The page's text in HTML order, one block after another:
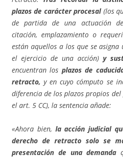
plazos de carácter procesal(los
de partida de una actuación
citación, emplazamiento o
están aquellos a los que se
el ejercicio de una acción) y
encuentran los plazos de
retracto, y en cuyo cómputo se
diferencia de los plazos propios
el art. 5 CC), la sentencia añade:
«Ahora bien, la acción judicial
derecho de retracto solo se
presentación de una demanda